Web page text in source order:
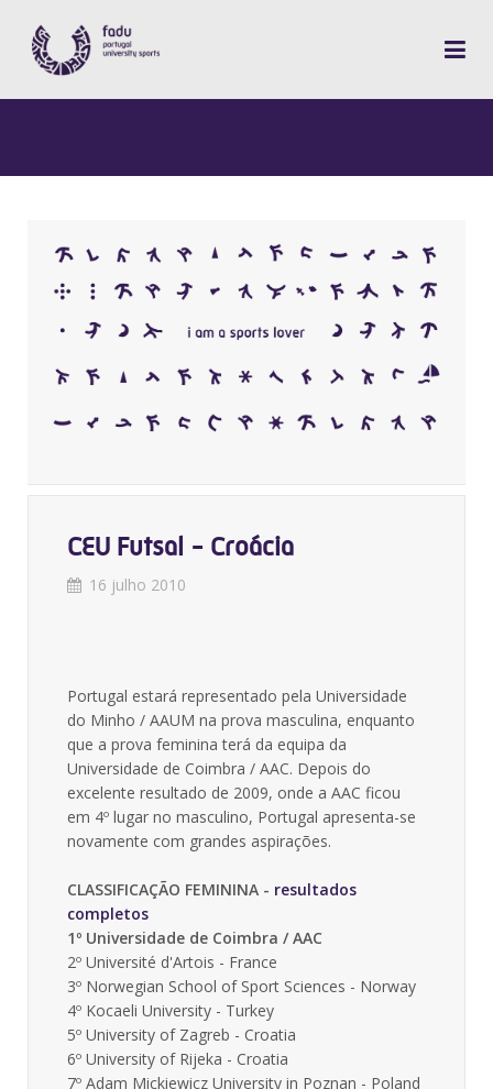
CEU Futsal - Croácia
16 julho 2010
Portugal estará representado pela Universidade
do Minho / AAUM na prova masculina, enquanto
que a prova feminina terá da equipa da
Universidade de Coimbra / AAC. Depois do
excelente resultado de 2009, onde a AAC ficou
em 4º lugar no masculino, Portugal apresenta-se
novamente com grandes aspirações.
CLASSIFICAÇÃO FEMININA - resultados
completos
1º Universidade de Coimbra / AAC
2º Université d'Artois - France
3º Norwegian School of Sport Sciences - Norway
4º Kocaeli University - Turkey
5º University of Zagreb - Croatia
6º University of Rijeka - Croatia
7º Adam Mickiewicz University in Poznan - Poland